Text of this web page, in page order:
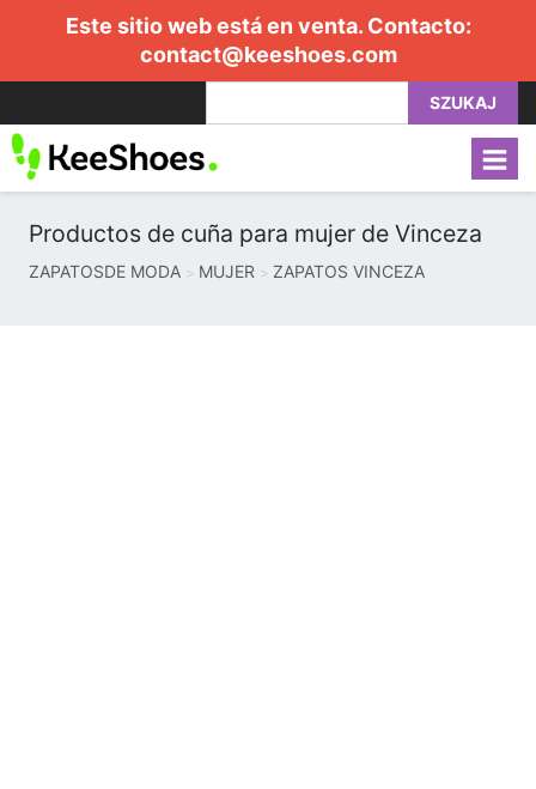
Este sitio web está en venta. Contacto:
contact@keeshoes.com
SZUKAJ
Productos de cuña para mujer de Vinceza
ZAPATOSDE MODA MUJER ZAPATOS VINCEZA